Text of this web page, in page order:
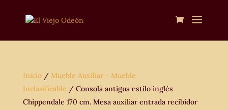
Inicio/ Mueble Auxiliar - Mueble
Inclasificable / Consola antigua estilo inglés
Chippendale 170 cm. Mesa auxiliar entrada recibidor